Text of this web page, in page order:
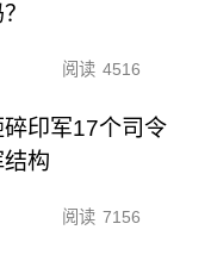
阅读 4516
印军17个司令
构
阅读 7156